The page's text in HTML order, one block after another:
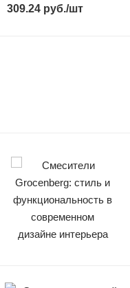
309.24 руб./шт